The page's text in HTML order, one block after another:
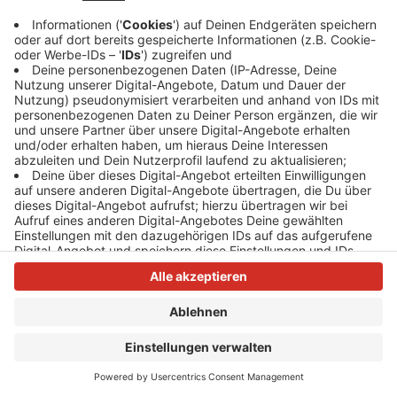
Anzeige
Anzeige
Anzeige